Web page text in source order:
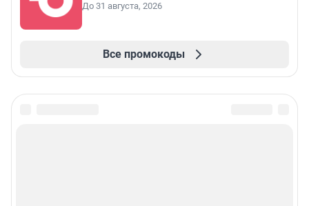
До 31 августа, 2026
Все промокоды